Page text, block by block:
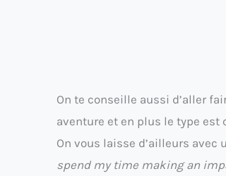
On te conseille aussi d’aller
aventure et en plus le type est
On vous laisse d’ailleurs
spend my time making an